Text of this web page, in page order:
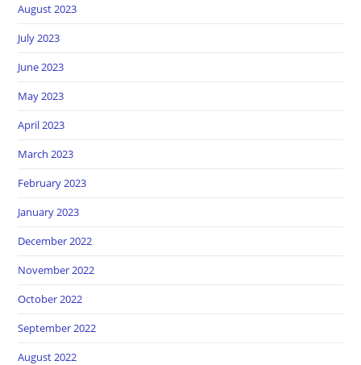
August 2023
July 2023
June 2023
May 2023
April 2023
March 2023
February 2023
January 2023
December 2022
November 2022
October 2022
September 2022
August 2022